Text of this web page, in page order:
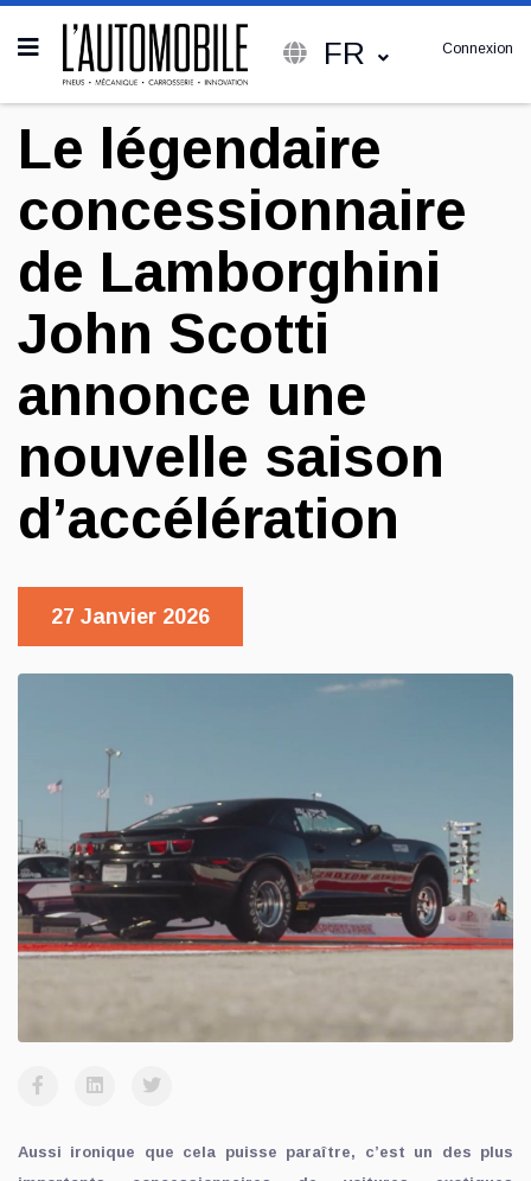
FR Connexion
Le légendaire
concessionnaire
de Lamborghini
John Scotti
annonce une
nouvelle saison
d’accélération
27 Janvier 2026
Aussi ironique que cela puisse paraître, c’est un des plus